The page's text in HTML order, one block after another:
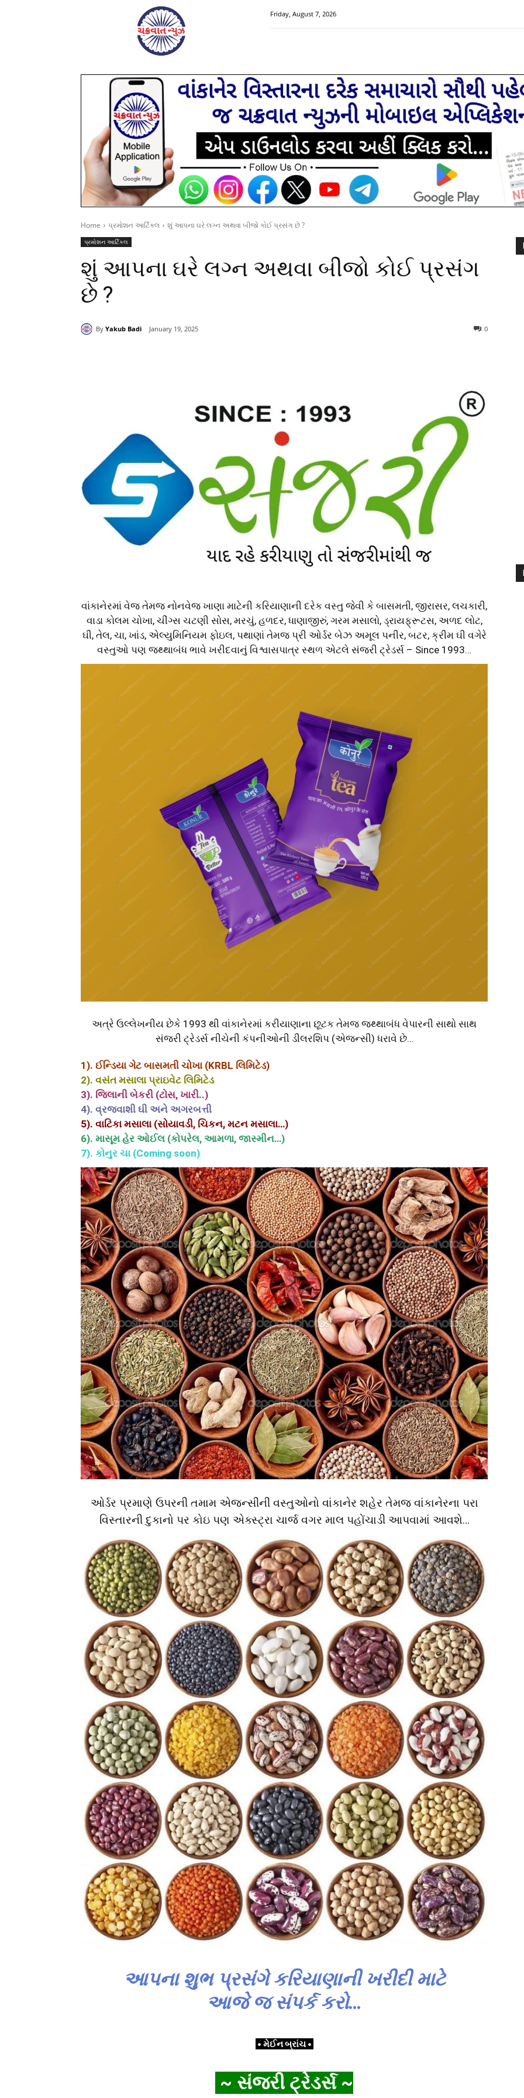
Friday, August 7, 2026
Home પ્રમોશન આર્ટિકલ શું આપના ઘરે લગ્ન અથવા બીજો કોઈ પ્રસંગ છે ?
પ્રમોશન આર્ટિકલ
શું આપના ઘરે લગ્ન અથવા બીજો કોઈ પ્રસંગ
છે ?
By Yakub Badi January 19, 2025 0
વાંકાનેરમાં વેજ તેમજ નોનવેજ ખાણા માટેની કરિયાણાની દરેક વસ્તુ જેવી કે બાસમતી, જીરાસર, લચકારી,
વાડા કોલમ ચોખા, ચીંગ્સ ચટણી સોસ, મરચું, હળદર, ધાણાજીરું, ગરમ મસાલો, ડ્રાયફ્રૂટસ, અળદ લોટ,
ઘી, તેલ, ચા, ખાંડ, એલ્યુમિનિયમ ફોઇલ, પથાણાં તેમજ પ્રી ઓર્ડર બેઝ અમૂલ પનીર, બટર, ક્રીમ ઘી વગેરે
વસ્તુઓ પણ જથ્થાબંધ ભાવે ખરીદવાનું વિશ્વાસપાત્ર સ્થળ એટલે સંજરી ટ્રેડર્સ – Since 1993…
અત્રે ઉલ્લેખનીય છેકે 1993 થી વાંકાનેરમાં કરીયાણાના છૂટક તેમજ જથ્થાબંધ વેપારની સાથો સાથ
સંજરી ટ્રેડર્સ નીચેની કંપનીઓની ડીલરશિપ (એજન્સી) ધરાવે છે…
1). ઈન્ડિયા ગેટ બાસમતી ચોખા (KRBL લિમિટેડ)
2). વસંત મસાલા પ્રાઇવેટ લિમિટેડ
3). જિલાની બેકરી (ટોસ, ખારી..)
4). વ્રજવાશી ઘી અને અગરબત્તી
5). વાટિકા મસાલા (સોયાવડી, ચિકન, મટન મસાલા…)
6). માસૂમ હેર ઓઈલ (કોપરેલ, આમળા, જાસ્મીન…)
7). કોનુર ચા (Coming soon)
ઓર્ડર પ્રમાણે ઉપરની તમામ એજન્સીની વસ્તુઓનો વાંકાનેર શહેર તેમજ વાંકાનેરના પરા
વિસ્તારની દુકાનો પર કોઇ પણ એક્સ્ટ્રા ચાર્જ વગર માલ પહોંચાડી આપવામાં આવશે…
આપના શુભ પ્રસંગે કરિયાણાની ખરીદી માટે
આજે જ સંપર્ક કરો…
• મેઈન બ્રાંચ •
~ સંજરી ટ્રેડર્સ ~